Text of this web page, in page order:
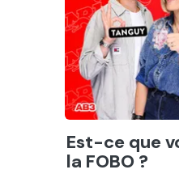
Ecouter
Est-ce que
la FOBO ?